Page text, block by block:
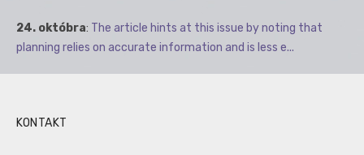
24. októbra: The article hints at this issue by noting that
planning relies on accurate information and is less e...
KONTAKT